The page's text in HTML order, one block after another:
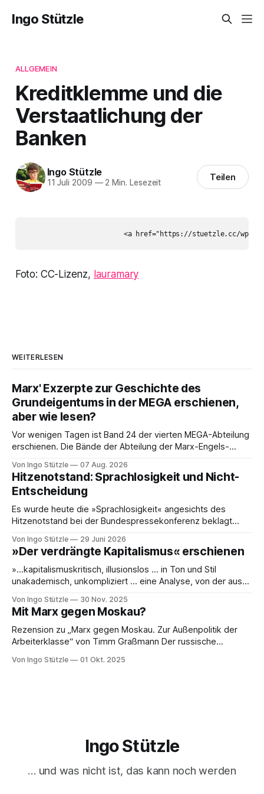
Ingo Stützle
ALLGEMEIN
Kreditklemme und die
Verstaatlichung der
Banken
Ingo Stützle
11 Juli 2009 —2 Min. Lesezeit Teilen
Foto: CC-Lizenz, lauramary
WEITERLESEN
Marx' Exzerpte zur Geschichte des
Grundeigentums in der MEGA erschienen,
aber wie lesen?
Vor wenigen Tagen ist Band 24 der vierten MEGA-Abteilung
erschienen. Die Bände der Abteilung der Marx-Engels-
und Marginalien umfassen, werden seit einiger Zeit nur noch
online publiziert, ebenso die Briefe (Abteilung III). Das ist
einerseits grandios, denn die Ergebnisse der öffentlich
Von Ingo Stützle 07 Aug. 2026
Hitzenotstand: Sprachlosigkeit und Nicht-
Entscheidung
Es wurde heute die »Sprachlosigkeit« angesichts des
Hitzenotstand bei der Bundespressekonferenz beklagt
DLF. In den 1960er-Jahren entwickelten Bachrach/Baratz
das Konzept der »Nicht-Entscheidungen«, um zu verstehen,
wie in einer Gesellschaft und ihrer herrschenden Politik
Sachverhalte verhandelt werden, die politisch nicht
Von Ingo Stützle 29 Juni 2026
»Der verdrängte Kapitalismus« erschienen
»…kapitalismuskritisch, illusionslos … in Ton und Stil
unakademisch, unkompliziert … eine Analyse, von der aus
Besprechung von Sebastian Klauke in nd zum Sabine Nuss
kuratierten und herausgegebenen Buch »Der verdrängte
Kapitalismus«, der gerade bei Dietz Berlin erschienen ist.
Danke an den großartigen Andreas
Von Ingo Stützle 30 Nov. 2025
Mit Marx gegen Moskau?
Rezension zu „Marx gegen Moskau. Zur Außenpolitik der
Arbeiterklasse“ von Timm Graßmann Der russische
und spätestens seit dem 24. Februar 2022 viele Linke an
Von Ingo Stützle 01 Okt. 2025
Ingo Stützle
… und was nicht ist, das kann noch werden